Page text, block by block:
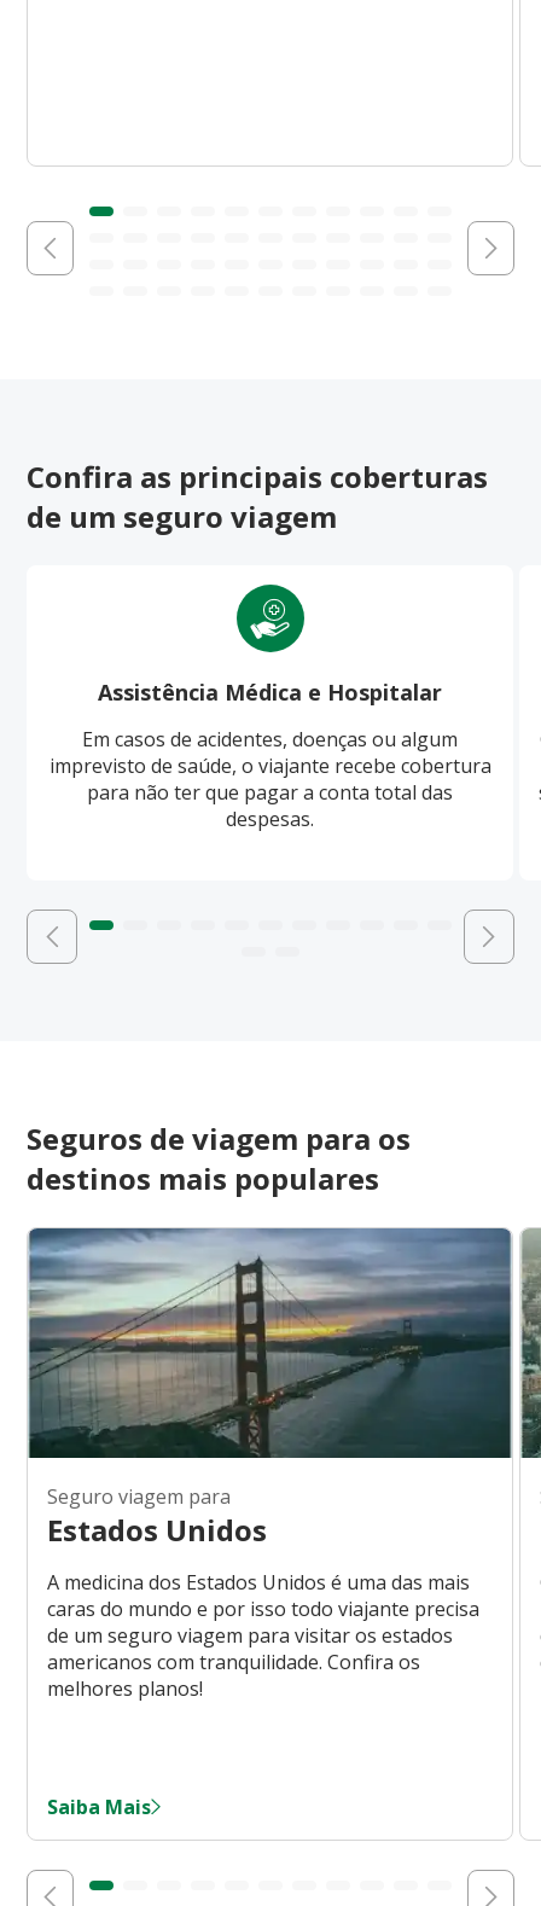
Confira as principais coberturas
de um seguro viagem
Assistência Médica e Hospitalar
Em casos de acidentes, doenças ou algum
imprevisto de saúde, o viajante recebe cobertura
para não ter que pagar a conta total das
despesas.
Seguros de viagem para os
destinos mais populares
Seguro viagem para
Estados Unidos
A medicina dos Estados Unidos é uma das mais
caras do mundo e por isso todo viajante precisa
de um seguro viagem para visitar os estados
americanos com tranquilidade. Confira os
melhores planos!
Saiba Mais